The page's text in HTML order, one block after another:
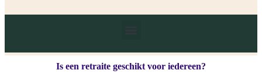
Is een retraite geschikt voor iedereen?